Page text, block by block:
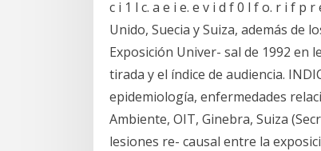
c i 1 l c. a e i e. e v i d f 0 l f o. r i f p
Unido, Suecia y Suiza, además de
Exposición Univer- sal de 1992 en
tirada y el índice de audiencia.
epidemiología, enfermedades
Ambiente, OIT, Ginebra, Suiza
lesiones re- causal entre la